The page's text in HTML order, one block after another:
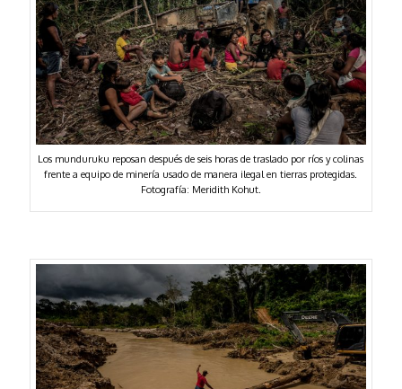
Los munduruku reposan después de seis horas de traslado por ríos y colinas
frente a equipo de minería usado de manera ilegal en tierras protegidas.
Fotografía: Meridith Kohut.